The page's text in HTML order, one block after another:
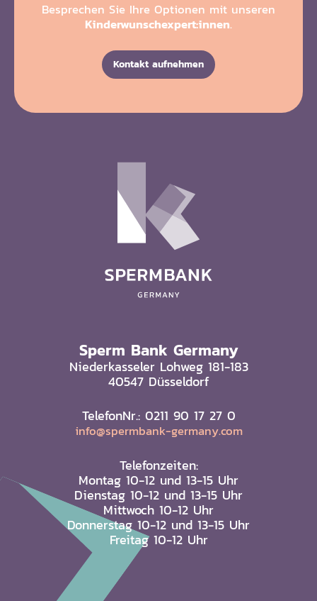
Besprechen Sie Ihre Optionen mit unseren
Kinderwunschexpert:innen.
Kontakt aufnehmen
Sperm Bank Germany
Niederkasseler Lohweg 181-183
40547 Düsseldorf
TelefonNr.: 0211 90 17 27 0
info@spermbank-germany.com
Telefonzeiten:
Montag 10-12 und 13-15 Uhr
Dienstag 10-12 und 13-15 Uhr
Mittwoch 10-12 Uhr
Donnerstag 10-12 und 13-15 Uhr
Freitag 10-12 Uhr